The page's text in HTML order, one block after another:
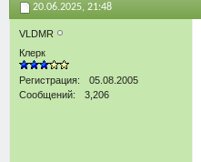
20.06.2025, 21:48
VLDMR
Клерк
Регистрация
05.08.2005
Сообщений
3,206